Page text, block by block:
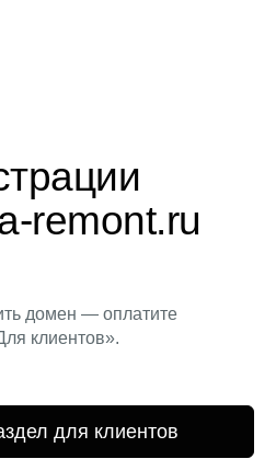
remont.ru
домен — оплатите
клиентов».
для клиентов